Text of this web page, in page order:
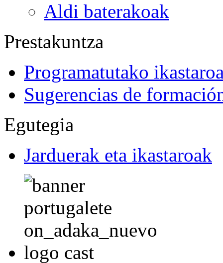
Aldi baterakoak
Prestakuntza
Programatutako
Sugerencias de
Egutegia
Jarduerak eta ikastaroak